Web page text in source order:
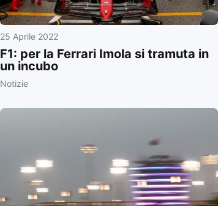
25 Aprile 2022
F1: per la Ferrari Imola si tramuta in
un incubo
Notizie